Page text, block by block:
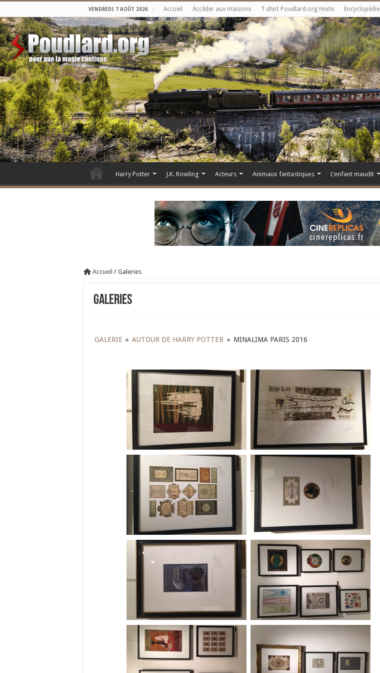
VENDREDI 7 AOÛT 2026 Accueil Accéder aux maisons T-shirt Poudlard.org mixte Encyclopédie
Harry Potter J.K. Rowling Acteurs Animaux fantastiques L’enfant maudit
Accueil / Galeries
Galeries
GALERIE » AUTOUR DE HARRY POTTER » MINALIMA PARIS 2016